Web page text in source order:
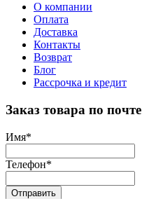
О компании
Оплата
Доставка
Контакты
Возврат
Блог
Рассрочка и кредит
Заказ товара по почте
Имя*
Телефон*
Отправить